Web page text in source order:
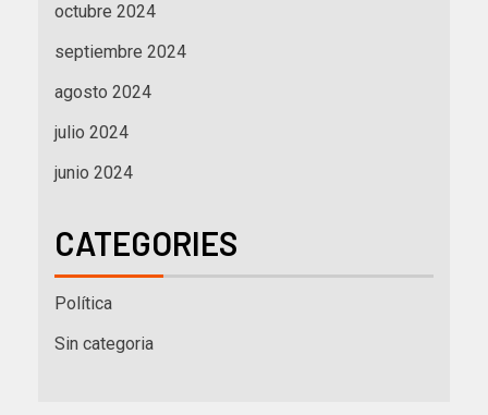
octubre 2024
septiembre 2024
agosto 2024
julio 2024
junio 2024
CATEGORIES
Política
Sin categoria